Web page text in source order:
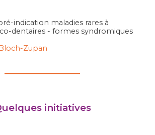
indication maladies rares à
dentaires - formes syndromiques
Zupan
initiatives